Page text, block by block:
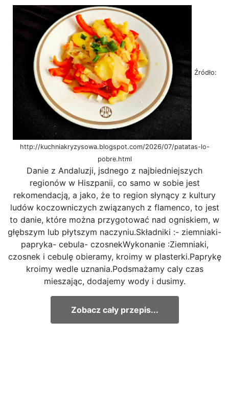
Źródło:
http://kuchniakryzysowa.blogspot.com/2026/07/patatas-lo-
pobre.html
Danie z Andaluzji, jsdnego z najbiedniejszych
regionów w Hiszpanii, co samo w sobie jest
rekomendacją, a jako, że to region słynący z kultury
ludów koczowniczych związanych z flamenco, to jest
to danie, które można przygotować nad ogniskiem, w
głębszym lub płytszym naczyniu.Składniki :- ziemniaki-
papryka- cebula- czosnekWykonanie :Ziemniaki,
czosnek i cebulę obieramy, kroimy w plasterki.Paprykę
kroimy wedle uznania.Podsmażamy caly czas
mieszając, dodajemy wody i dusimy.
Zobacz cały przepis...